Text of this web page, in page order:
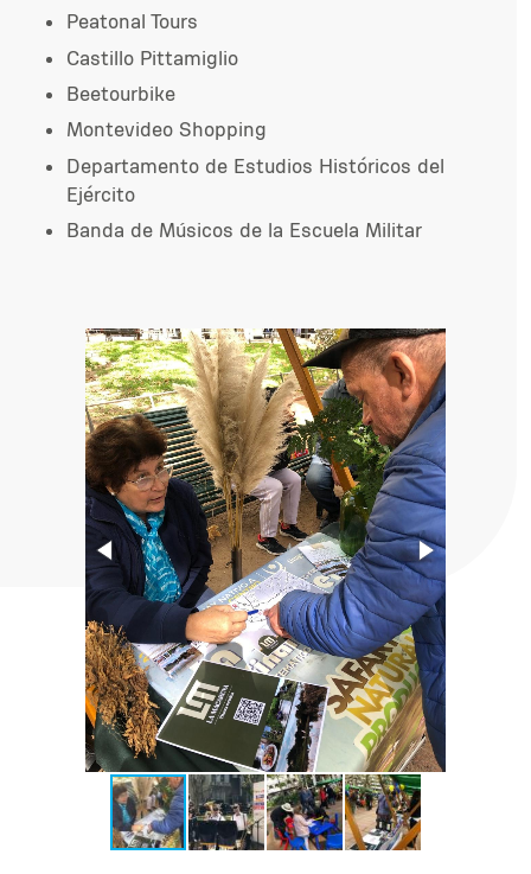
Peatonal Tours
Castillo Pittamiglio
Beetourbike
Montevideo Shopping
Departamento de Estudios Históricos del
Ejército
Banda de Músicos de la Escuela Militar